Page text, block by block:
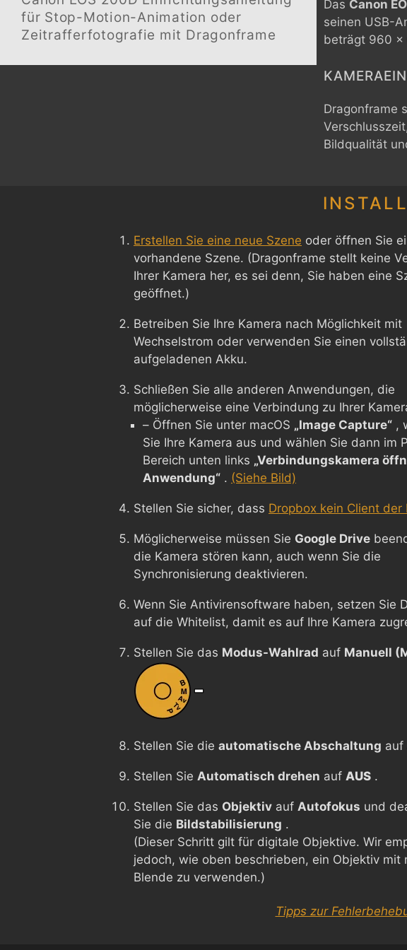
für Stop-Motion-Animation oder
Zeitrafferfotografie mit Dragonframe
Das Canon
seinen USB-
beträgt 960 x
Dragonframe
Bildqualität
Erstellen Sie eine neue Szene oder öffnen Sie
vorhandene Szene. (Dragonframe stellt keine
Ihrer Kamera her, es sei denn, Sie haben eine
geöffnet.)
Betreiben Sie Ihre Kamera nach Möglichkeit mit
Wechselstrom oder verwenden Sie einen
aufgeladenen Akku.
Schließen Sie alle anderen Anwendungen, die
möglicherweise eine Verbindung zu Ihrer
– Öffnen Sie unter macOS „Image Capture“ ,
Sie Ihre Kamera aus und wählen Sie dann im
Bereich unten links „Verbindungskamera
Anwendung“ . (Siehe Bild)
Stellen Sie sicher, dass Dropbox kein Client der
Möglicherweise müssen Sie Google Drive
die Kamera stören kann, auch wenn Sie die
Synchronisierung deaktivieren.
Wenn Sie Antivirensoftware haben, setzen Sie
auf die Whitelist, damit es auf Ihre Kamera
Stellen Sie das Modus-Wahlrad auf Manuell
Stellen Sie die automatische Abschaltung auf
Stellen Sie Automatisch drehen auf AUS .
Stellen Sie das Objektiv auf Autofokus und
Sie die Bildstabilisierung .
(Dieser Schritt gilt für digitale Objektive. Wir
jedoch, wie oben beschrieben, ein Objektiv mit
Blende zu verwenden.)
Tipps zur